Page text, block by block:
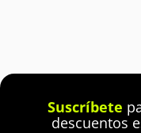
Suscríbete
descuentos